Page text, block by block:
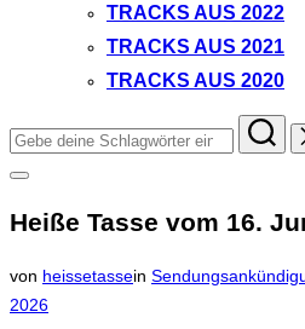
TRACKS AUS 2022
TRACKS AUS 2021
TRACKS AUS 2020
Suchen
nach:
Seitenleiste
Navigation
Heiße Tasse vom 16.
von heissetassein
2026